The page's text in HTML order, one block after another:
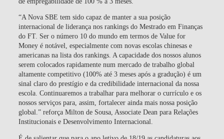
“A Nova SBE tem sido capaz de manter a sua posição
internacional de liderança nos rankings do Mestrado em Finanças
do FT. Ser o número 10 do mundo em termos de Value for
Money é notável, especialmente com novas escolas chinesas e
americanas na lista dos rankings. A capacidade dos nossos alunos
serem colocados rapidamente num mercado de trabalho global
altamente competitivo (100% até 3 meses após a gradução) é um
sinal claro do prestígio e da credibilidade internacional da nossa
escola. Continuaremos a trabalhar para melhorar o currículo e os
nossos serviços para, assim, fortalecer ainda mais nossa posição
global.” reforça Milton de Sousa, Associate Dean para Relações
Institucionais e Desenvolvimento Internacional.